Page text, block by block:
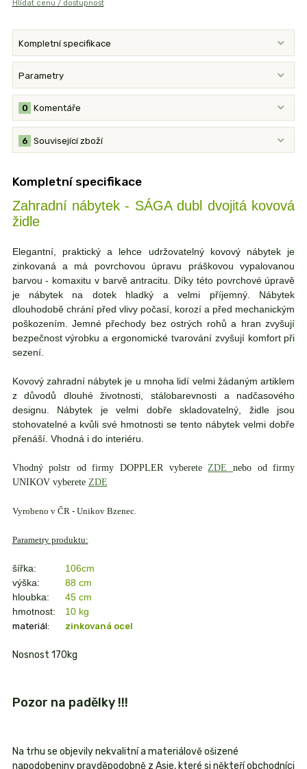
Hlídat cenu / dostupnost
Kompletní specifikace
Parametry
Komentáře
0
Související zboží
6
Kompletní specifikace
Zahradní nábytek - SÁGA dubl dvojitá kovová
židle
Elegantní, praktický a lehce udržovatelný kovový nábytek je
zinkovaná a má povrchovou úpravu práškovou vypalovanou
barvou - komaxitu v barvě antracitu. Díky této povrchové úpravě
je nábytek na dotek hladký a velmi příjemný. Nábytek
dlouhodobě chrání před vlivy počasí, korozí a před mechanickým
poškozením. Jemné přechody bez ostrých rohů a hran zvyšují
bezpečnost výrobku a ergonomické tvarování zvyšují komfort při
sezení.
Kovový zahradní nábytek je u mnoha lidí velmi žádaným artiklem
z důvodů dlouhé životnosti, stálobarevnosti a nadčasového
designu. Nábytek je velmi dobře skladovatelný, židle jsou
stohovatelné a kvůli své hmotnosti se tento nábytek velmi dobře
přenáší. Vhodná i do interiéru.
Vhodný polstr od firmy DOPPLER vybereteZDEnebo od firmy
UNIKOV vyberete ZDE
Vyrobeno v ČR - Unikov Bzenec.
Parametry produktu:
šířka:
106cm
výška:
88 cm
hloubka:
45 cm
hmotnost:
10 kg
materiál: zinkovaná ocel
Nosnost 170kg
Pozor na padělky !!!
Na trhu se objevily nekvalitní a materiálově ošizené
napodobeniny pravděpodobně z Asie, které si někteří obchodníci